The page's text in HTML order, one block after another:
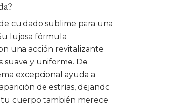
cuidado sublime para una
lujosa fórmula
una acción revitalizante
suave y uniforme. De
excepcional ayuda a
de estrías, dejando
cuerpo también merece